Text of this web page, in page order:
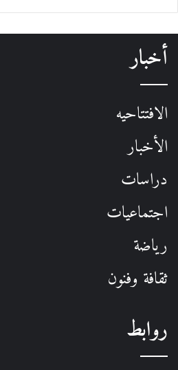
أخبار
الافتتاحيه
الأخبار
دراسات
اجتماعيات
رياضة
ثقافة وفنون
روابط